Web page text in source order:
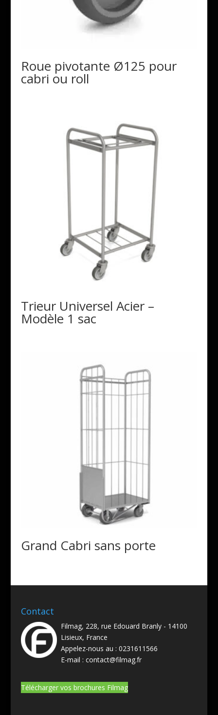
Roue pivotante Ø125 pour
cabri ou roll
Trieur Universel Acier –
Modèle 1 sac
Grand Cabri sans porte
Contact
Filmag, 228, rue Edouard Branly - 14100
Lisieux, France
Appelez-nous au : 0231611566
E-mail : contact@filmag.fr
Télécharger vos brochures Filmag